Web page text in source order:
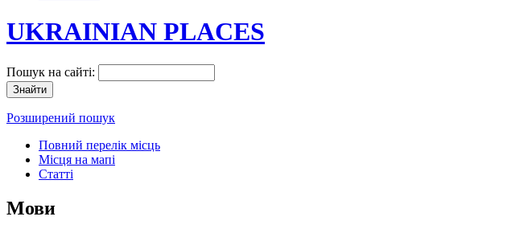
UKRAINIAN PLACES
Пошук на сайті:
Розширений пошук
Повний перелік місць
Місця на мапі
Статті
Мови